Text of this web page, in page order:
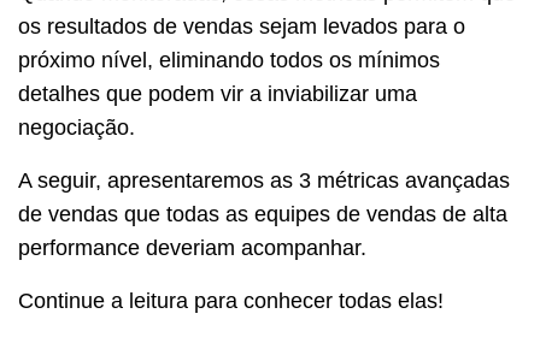
os resultados de vendas sejam levados para o
próximo nível, eliminando todos os mínimos
detalhes que podem vir a inviabilizar uma
negociação.
A seguir, apresentaremos as 3 métricas avançadas
de vendas que todas as equipes de vendas de alta
performance deveriam acompanhar.
Continue a leitura para conhecer todas elas!